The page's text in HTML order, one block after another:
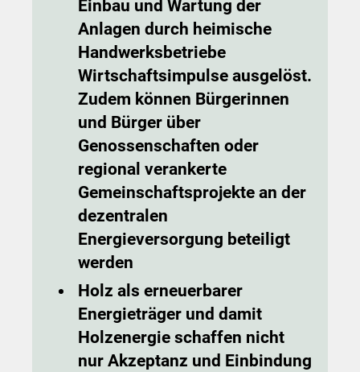
Einbau und Wartung der
Anlagen durch heimische
Handwerksbetriebe
Wirtschaftsimpulse ausgelöst.
Zudem können Bürgerinnen
und Bürger über
Genossenschaften oder
regional verankerte
Gemeinschaftsprojekte an der
dezentralen
Energieversorgung beteiligt
werden
Holz als erneuerbarer
Energieträger und damit
Holzenergie schaffen nicht
nur Akzeptanz und Einbindung